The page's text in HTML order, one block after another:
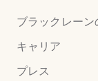
ブラックレーン
キャリア
プレス